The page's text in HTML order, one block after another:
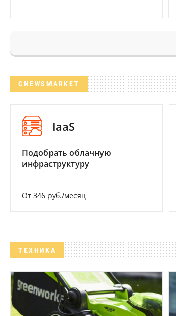
CNEWSMARKET
IaaS
Подобрать облачную
инфраструктуру
От 346 руб./месяц
ТЕХНИКА